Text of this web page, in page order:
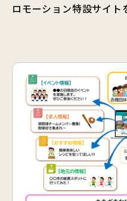
ロモーション特設サイト